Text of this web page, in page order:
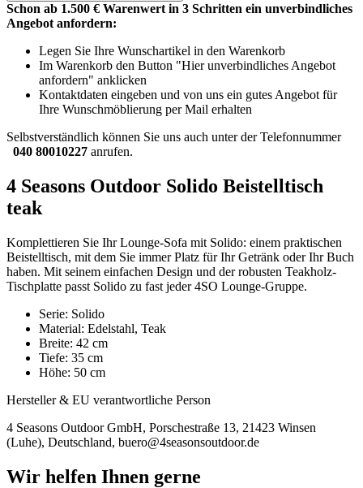
Schon ab 1.500 € Warenwert in 3 Schritten ein unverbindliches
Angebot anfordern:
Legen Sie Ihre Wunschartikel in den Warenkorb
Im Warenkorb den Button "Hier unverbindliches Angebot
anfordern" anklicken
Kontaktdaten eingeben und von uns ein gutes Angebot für
Ihre Wunschmöblierung per Mail erhalten
Selbstverständlich können Sie uns auch unter der Telefonnummer
040 80010227 anrufen.
4 Seasons Outdoor Solido Beistelltisch
teak
Komplettieren Sie Ihr Lounge-Sofa mit Solido: einem praktischen
Beistelltisch, mit dem Sie immer Platz für Ihr Getränk oder Ihr Buch
haben. Mit seinem einfachen Design und der robusten Teakholz-
Tischplatte passt Solido zu fast jeder 4SO Lounge-Gruppe.
Serie: Solido
Material: Edelstahl, Teak
Breite: 42 cm
Tiefe: 35 cm
Höhe: 50 cm
Hersteller & EU verantwortliche Person
4 Seasons Outdoor GmbH, Porschestraße 13, 21423 Winsen
(Luhe), Deutschland, buero@4seasonsoutdoor.de
Wir helfen Ihnen gerne